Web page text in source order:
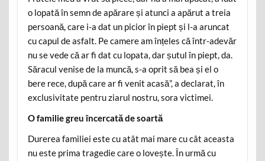
o lopată în semn de apărare și atunci a apărut a treia
persoană, care i-a dat un picior în piept și l-a aruncat
cu capul de asfalt. Pe camere am înțeles că într-adevăr
nu se vede că ar fi dat cu lopata, dar șutul în piept, da.
Săracul venise de la muncă, s-a oprit să bea și el o
bere rece, după care ar fi venit acasă”, a declarat, în
exclusivitate pentru ziarul nostru, sora victimei.
O familie greu încercată de soartă
Durerea familiei este cu atât mai mare cu cât aceasta
nu este prima tragedie care o lovește. În urmă cu